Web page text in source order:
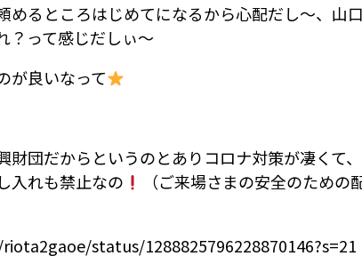
めるところはじめてになるから心配だし〜、山
？って感じだしぃ〜
が良いなって
財団だからというのとありコロナ対策が凄くて
入れも禁止なの
（ご来場さまの安全のための
status/1288825796228870146?s=21